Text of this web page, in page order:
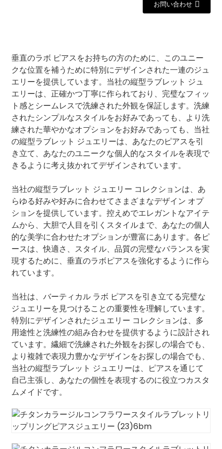
お問い合わせ
垂直のラボ ピアスをお持ちの方のために、このユニー
クな位置を補うために特別にデザインされた一連のジュ
エリーを提供しています。当社の縦型ラブレット ジュ
エリーは、正確かつ丁寧に作られており、完璧なフィッ
ト感とシームレスで洗練された外観を保証します。洗練
されたシンプルなスタイルをお好みであっても、より洗
練された華やかなオプションをお好みであっても、当社
の縦型ラブレット ジュエリーは、あなたのピアスを引
き立て、あなたのユニークな個人的なスタイルを表現で
きるように考え抜かれてデザインされています。
当社の縦型ラブレット ジュエリー コレクションは、あ
らゆる好みや好みに合わせてさまざまなデザイン オプ
ションを提供しています。控えめでエレガントなアイテ
ムから、大胆で人目を引くスタイルまで、あなたの個人
的な美学に合わせたオプションが豊富にあります。各ピ
ースは、快適さ、スタイル、品質の完璧なバランスを実
現するために、垂直のラボピアスを強化するように作ら
れています。
当社は、バーティカル ラボ ピアスを引き立てる完璧な
ジュエリーを見つけることの重要性を理解しています。
特別にデザインされたジュエリー コレクションは、多
用途性と洗練性の組み合わせを提供するように設計され
ています。繊細で洗練された外観をお探しの場合でも、
より複雑で表現力豊かなデザインをお探しの場合でも、
当社の縦型ラブレット ジュエリーは、ピアスを通じて
自己主張し、あなたの個性を表現するのに役立つカスタ
ムメイドです。